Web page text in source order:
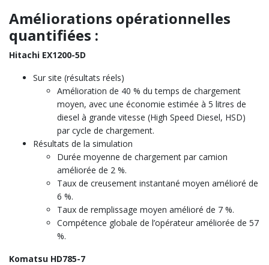
Améliorations opérationnelles
quantifiées :
Hitachi EX1200-5D
Sur site (résultats réels)
Amélioration de 40 % du temps de chargement
moyen, avec une économie estimée à 5 litres de
diesel à grande vitesse (High Speed Diesel, HSD)
par cycle de chargement.
Résultats de la simulation
Durée moyenne de chargement par camion
améliorée de 2 %.
Taux de creusement instantané moyen amélioré de
6 %.
Taux de remplissage moyen amélioré de 7 %.
Compétence globale de l’opérateur améliorée de 57
%.
Komatsu HD785-7